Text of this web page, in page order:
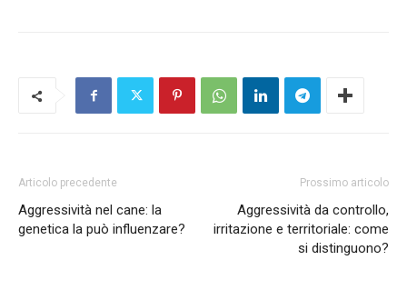
Articolo precedente
Aggressività nel cane: la
genetica la può influenzare?
Prossimo articolo
Aggressività da controllo,
irritazione e territoriale: come
si distinguono?